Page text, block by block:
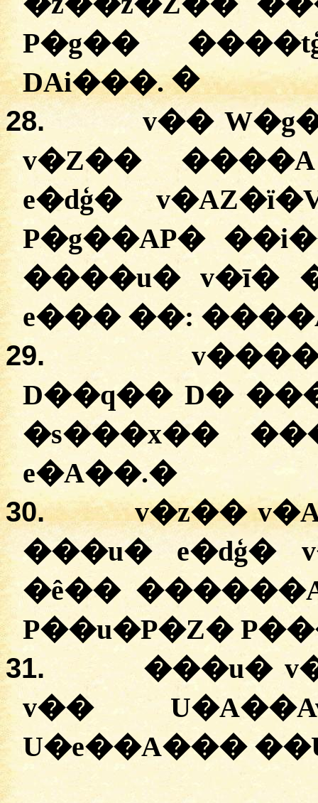
P�g��
DAi���.�
28.
v��
v�Z��
e�dģ�
P�g��AP�
����u� v�ī�
e��� ��: �
29.
D��q�� D�
�s���x��
e�A��.�
30.
v�z��
���u� e�dģ�
�ê��
P��u�P�Z�
31.
���u�
v��
U�e��A���